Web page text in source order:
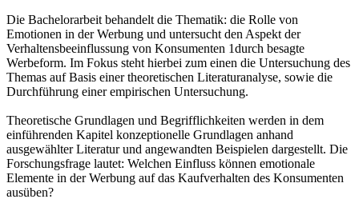
Die Bachelorarbeit behandelt die Thematik: die Rolle von
Emotionen in der Werbung und untersucht den Aspekt der
Verhaltensbeeinflussung von Konsumenten 1durch besagte
Werbeform. Im Fokus steht hierbei zum einen die Untersuchung des
Themas auf Basis einer theoretischen Literaturanalyse, sowie die
Durchführung einer empirischen Untersuchung.
Theoretische Grundlagen und Begrifflichkeiten werden in dem
einführenden Kapitel konzeptionelle Grundlagen anhand
ausgewählter Literatur und angewandten Beispielen dargestellt. Die
Forschungsfrage lautet: Welchen Einfluss können emotionale
Elemente in der Werbung auf das Kaufverhalten des Konsumenten
ausüben?